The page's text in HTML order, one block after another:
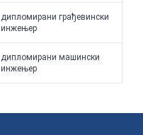
дипломирани грађевински
инжењер
дипломирани машински
инжењер